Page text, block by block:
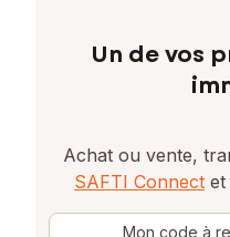
Un de vos
Achat ou vente,
SAFTI Connect et
Mon code à